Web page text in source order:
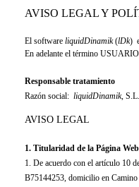
AVISO LEGAL Y
El software liquidDinamik(lDk)
En adelante el término
Responsable tratamiento
Razón social: liquidDinamik, S.L.
AVISO LEGAL
1. Titularidad de la Página Web
1. De acuerdo con el artículo 10
B75144253, domicilio en Camino